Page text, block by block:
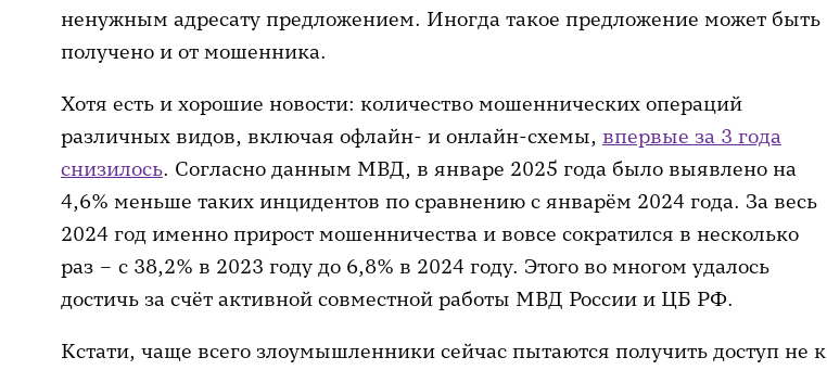
Комбо-обман
ненужным адресату предложением. Иногда такое предложение может быть
получено и от мошенника.
Хотя есть и хорошие новости: количество мошеннических операций
различных видов, включая офлайн- и онлайн-схемы, впервые за 3 года
снизилось. Согласно данным МВД, в январе 2025 года было выявлено на
4,6% меньше таких инцидентов по сравнению с январём 2024 года. За весь
2024 год именно прирост мошенничества и вовсе сократился в несколько
раз – с 38,2% в 2023 году до 6,8% в 2024 году. Этого во многом удалось
достичь за счёт активной совместной работы МВД России и ЦБ РФ.
Кстати, чаще всего злоумышленники сейчас пытаются получить доступ не к